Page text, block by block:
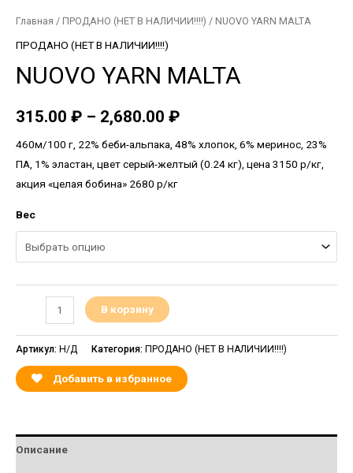
Главная / ПРОДАНО (НЕТ В НАЛИЧИИ!!!!) / NUOVO YARN MALTA
ПРОДАНО (НЕТ В НАЛИЧИИ!!!!)
NUOVO YARN MALTA
315.00 ₽ – 2,680.00 ₽
460м/100 г, 22% беби-альпака, 48% хлопок, 6% меринос, 23%
ПА, 1% эластан, цвет серый-желтый (0.24 кг), цена 3150 р/кг,
акция «целая бобина» 2680 р/кг
Вес
В корзину
Артикул: Н/Д Категория: ПРОДАНО (НЕТ В НАЛИЧИИ!!!!)
Добавить в избранное
Описание